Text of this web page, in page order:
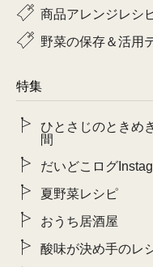
商品アレンジレシ
野菜の保存＆活用
特集
ひとさじのときめ
間
だいどこログ
夏野菜レシピ
おうち居酒屋
酸味が決め手のレ